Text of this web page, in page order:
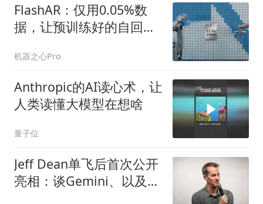
FlashAR：仅用0.05%数
据，让预训练好的自回归
机器之心Pro
Anthropic的AI读心术，让
人类读懂大模型在想啥
量子位
Jeff Dean单飞后首次公开
亮相：谈Gemini、以及什